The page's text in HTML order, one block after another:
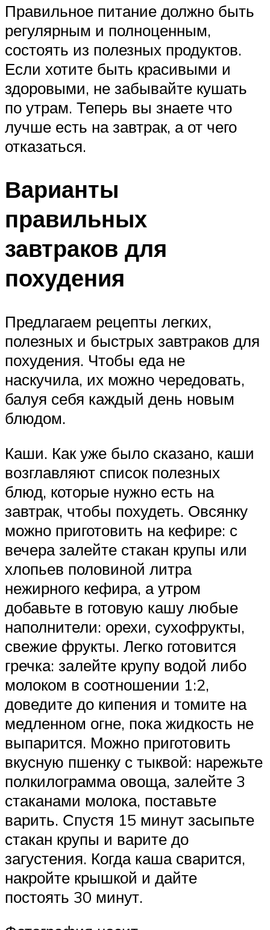
Правильное питание должно быть
регулярным и полноценным,
состоять из полезных продуктов.
Если хотите быть красивыми и
здоровыми, не забывайте кушать
по утрам. Теперь вы знаете что
лучше есть на завтрак, а от чего
отказаться.
Варианты
правильных
завтраков для
похудения
Предлагаем рецепты легких,
полезных и быстрых завтраков для
похудения. Чтобы еда не
наскучила, их можно чередовать,
балуя себя каждый день новым
блюдом.
Каши. Как уже было сказано, каши
возглавляют список полезных
блюд, которые нужно есть на
завтрак, чтобы похудеть. Овсянку
можно приготовить на кефире: с
вечера залейте стакан крупы или
хлопьев половиной литра
нежирного кефира, а утром
добавьте в готовую кашу любые
наполнители: орехи, сухофрукты,
свежие фрукты. Легко готовится
гречка: залейте крупу водой либо
молоком в соотношении 1:2,
доведите до кипения и томите на
медленном огне, пока жидкость не
выпарится. Можно приготовить
вкусную пшенку с тыквой: нарежьте
полкилограмма овоща, залейте 3
стаканами молока, поставьте
варить. Спустя 15 минут засыпьте
стакан крупы и варите до
загустения. Когда каша сварится,
накройте крышкой и дайте
постоять 30 минут.